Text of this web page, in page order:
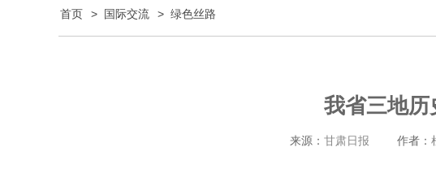
首页 > 国际交流 > 绿色丝路
我省三地
来源： 甘肃日报 作者：